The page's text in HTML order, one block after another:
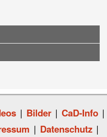
| Bilder | CaD-Info |
| Datenschutz |